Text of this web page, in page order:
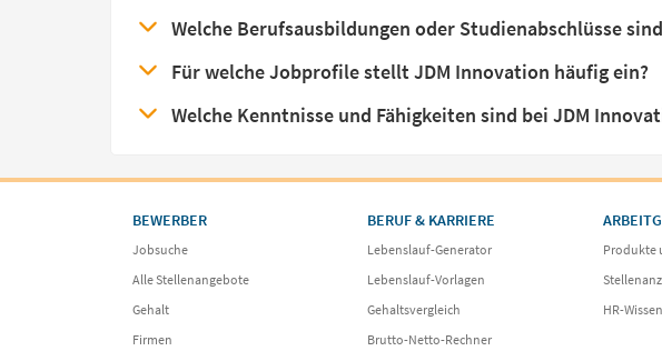
Welche Berufsausbildungen oder Studienabschlüsse
Für welche Jobprofile stellt JDM Innovation häufig ein?
Welche Kenntnisse und Fähigkeiten sind bei JDM
BEWERBER
Jobsuche
Alle Stellenangebote
Gehalt
Firmen
BERUF & KARRIERE
Lebenslauf-Generator
Lebenslauf-Vorlagen
Gehaltsvergleich
Brutto-Netto-Rechner
Produkte
HR-Wissen